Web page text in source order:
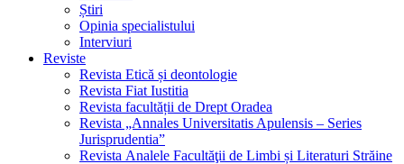
Știri
Opinia specialistului
Interviuri
Reviste
Revista Etică și deontologie
Revista Fiat Iustitia
Revista facultății de Drept Oradea
Revista „Annales Universitatis Apulensis – Series
Jurisprudentia”
Revista Analele Facultăţii de Limbi și Literaturi Străine